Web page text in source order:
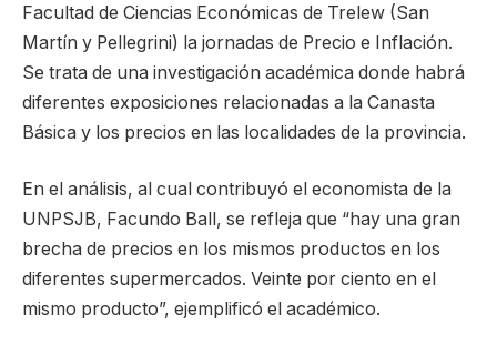
Facultad de Ciencias Económicas de Trelew (San
Martín y Pellegrini) la jornadas de Precio e Inflación.
Se trata de una investigación académica donde habrá
diferentes exposiciones relacionadas a la Canasta
Básica y los precios en las localidades de la provincia.
En el análisis, al cual contribuyó el economista de la
UNPSJB, Facundo Ball, se refleja que “hay una gran
brecha de precios en los mismos productos en los
diferentes supermercados. Veinte por ciento en el
mismo producto”, ejemplificó el académico.